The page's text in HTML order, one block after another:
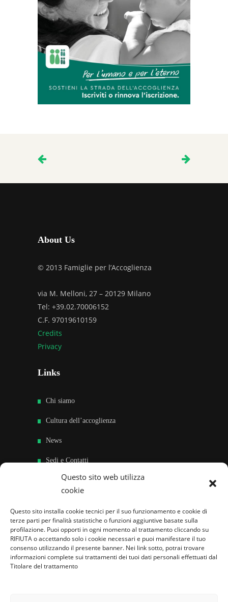
Questo sito web utilizza
cookie
Questo sito installa cookie tecnici per il suo funzionamento e cookie di
terze parti per finalità statistiche o funzioni aggiuntive basate sulla
profilazione. Puoi opporti in ogni momento al trattamento cliccando su
RIFIUTA o accettando solo i cookie necessari e puoi manifestare il tuo
consenso utilizzando il presente banner. Nei link sotto, potrai trovare
informazioni complete sui trattamenti dei tuoi dati personali effettuati dal
Titolare del trattamento
About Us
© 2013 Famiglie per l’Accoglienza
via M. Melloni, 27 – 20129 Milano
Tel: +39.02.70006152
C.F. 97019610159
Credits
Privacy
Links
Chi siamo
Cultura dell’accoglienza
News
Sedi e Contatti
Sostieni
Famiglie per l’accoglienza nel mondo